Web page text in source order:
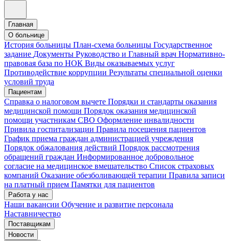
Главная
О больнице
История больницы План-схема больницы Государственное
задание Документы Руководство и Главный врач Нормативно-
правовая база по НОК Виды оказываемых услуг
Противодействие коррупции Результаты специальной оценки
условий труда
Пациентам
Справка о налоговом вычете Порядки и стандарты оказания
медицинской помощи Порядок оказания медицинской
помощи участникам СВО Оформление инвалидности
Привила госпитализации Правила посещения пациентов
График приема граждан администрацией учреждения
Порядок обжалования действий Порядок рассмотрения
обращений граждан Информированное добровольное
согласие на медицинское вмешательство Список страховых
компаний Оказание обезболивающей терапии Правила записи
на платный прием Памятки для пациентов
Работа у нас
Наши вакансии Обучение и развитие персонала
Наставничество
Поставщикам
Новости